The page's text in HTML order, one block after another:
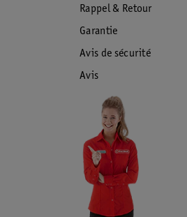
Rappel & Retour
Garantie
Avis de sécurité
Avis